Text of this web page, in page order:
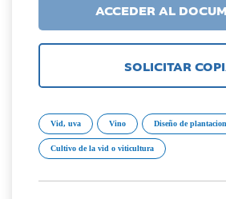
ACCEDER AL
SOLICITAR
Vid, uva Vino Diseño de
Cultivo de la vid o viticultura